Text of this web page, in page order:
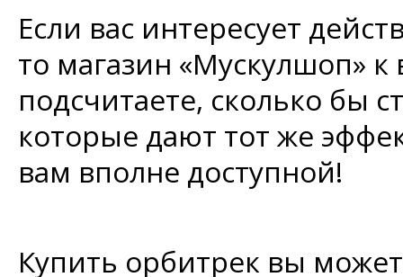
Если вас интересует
то магазин «Мускулшоп»
подсчитаете, сколько бы
которые дают тот же
вам вполне доступной!
Купить орбитрек вы